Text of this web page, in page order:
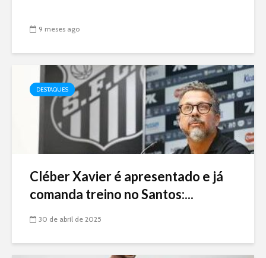
9 meses ago
DESTAQUES
Cléber Xavier é apresentado e já
comanda treino no Santos:...
30 de abril de 2025